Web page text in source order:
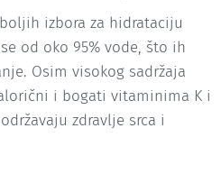
izbora za hidrataciju
od oko 95% vode, što ih
Osim visokog sadržaja
i bogati vitaminima K i
zdravlje srca i